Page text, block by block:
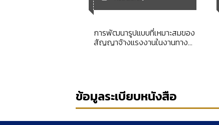
การพัฒนารูปแบบที่เหมาะสมของ
สัญญาจ้างแรงงานในงานทาง
ข้อมูลระเบียบหนังสือ